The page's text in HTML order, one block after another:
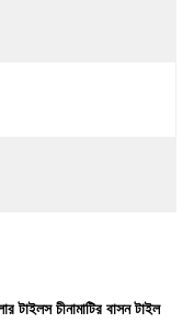
টাইলস চীনামাটির বাসন টাইল